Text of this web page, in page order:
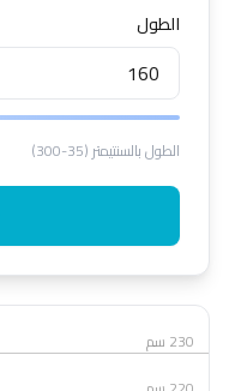
الطول
الطول بالسنتيمتر (35-300)
230 سم